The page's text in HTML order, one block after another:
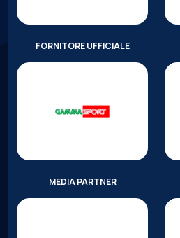
FORNITORE UFFICIALE
MEDIA PARTNER